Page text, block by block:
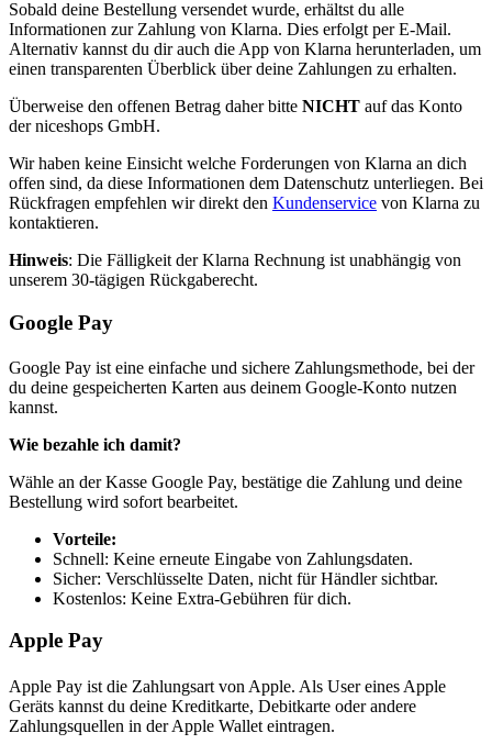
Sobald deine Bestellung versendet wurde, erhältst du alle
Informationen zur Zahlung von Klarna. Dies erfolgt per E-Mail.
Alternativ kannst du dir auch die App von Klarna herunterladen, um
einen transparenten Überblick über deine Zahlungen zu erhalten.
Überweise den offenen Betrag daher bitte NICHT auf das Konto
der niceshops GmbH.
Wir haben keine Einsicht welche Forderungen von Klarna an dich
offen sind, da diese Informationen dem Datenschutz unterliegen. Bei
Rückfragen empfehlen wir direkt den Kundenservice von Klarna zu
kontaktieren.
Hinweis: Die Fälligkeit der Klarna Rechnung ist unabhängig von
unserem 30-tägigen Rückgaberecht.
Google Pay
Google Pay ist eine einfache und sichere Zahlungsmethode, bei der
du deine gespeicherten Karten aus deinem Google-Konto nutzen
kannst.
Wie bezahle ich damit?
Wähle an der Kasse Google Pay, bestätige die Zahlung und deine
Bestellung wird sofort bearbeitet.
Vorteile:
Schnell: Keine erneute Eingabe von Zahlungsdaten.
Sicher: Verschlüsselte Daten, nicht für Händler sichtbar.
Kostenlos: Keine Extra-Gebühren für dich.
Apple Pay
Apple Pay ist die Zahlungsart von Apple. Als User eines Apple
Geräts kannst du deine Kreditkarte, Debitkarte oder andere
Zahlungsquellen in der Apple Wallet eintragen.